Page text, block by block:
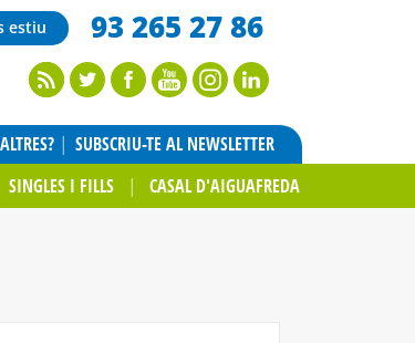
estiu 93 265 27 86
SUBSCRIU-TE AL NEWSLETTER
SINGLES I FILLS CASAL D'AIGUAFREDA